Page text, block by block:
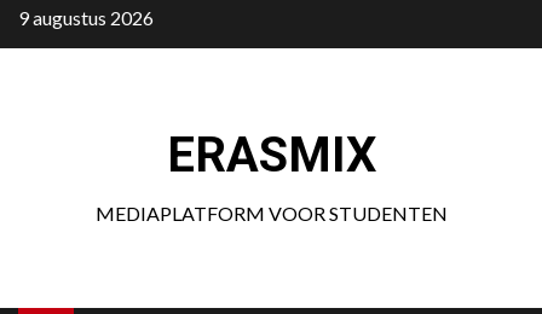
Ga
naar
9 augustus 2026
ERASMIX
MEDIAPLATFORM VOOR STUDENTEN